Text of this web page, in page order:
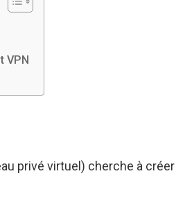
VPN
privé virtuel) cherche à créer